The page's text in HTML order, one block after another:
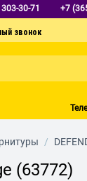
30-71 +7
/
(63772)